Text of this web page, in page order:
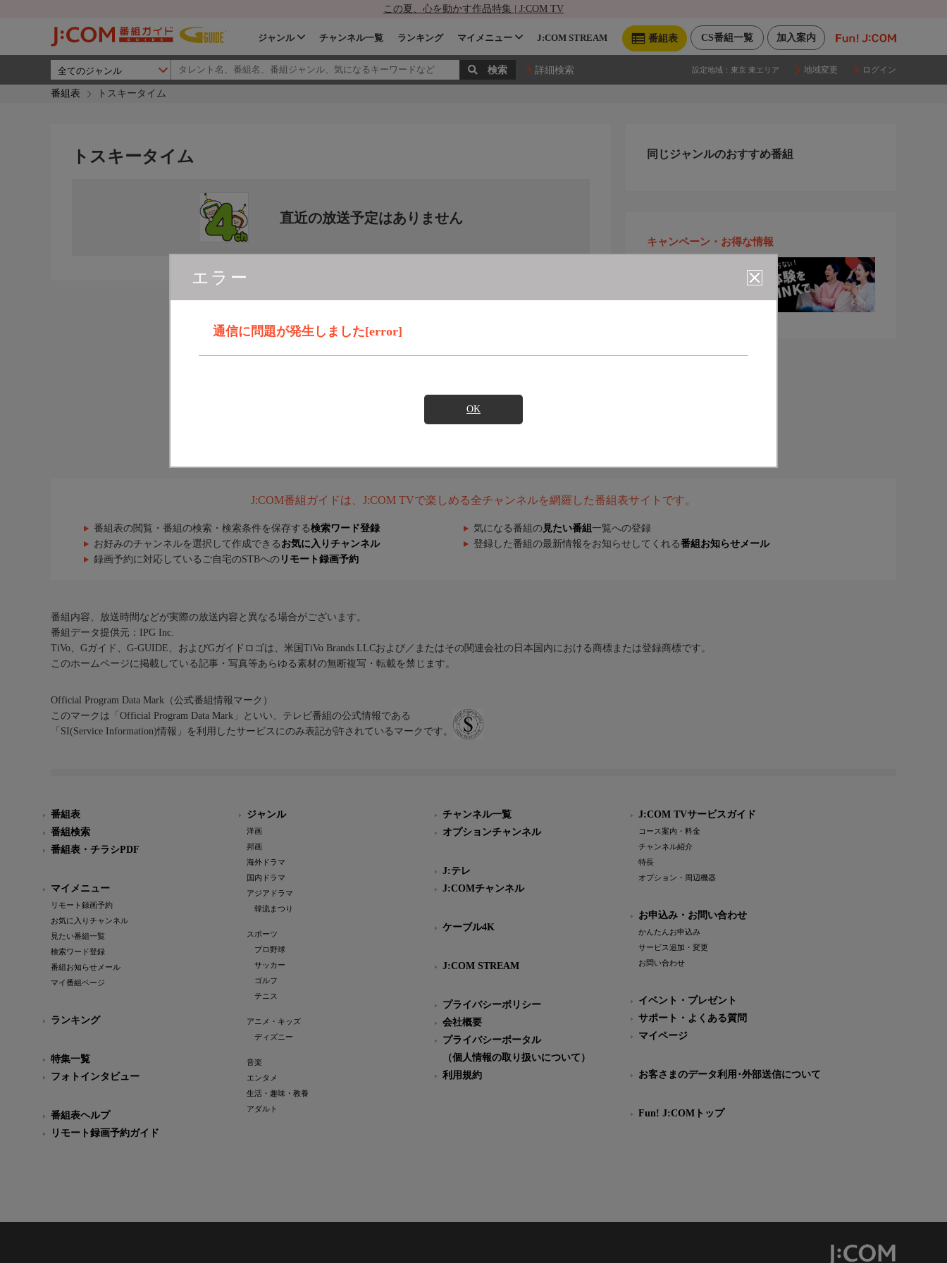
この夏、心を動かす作品特集 | J:COM TV
加入案内
CS番組一覧
番組表
ジャンル チャンネル一覧 ランキング マイメニュー J:COM STREAM
詳細検索 設定地域： 東京 東エリア 地域変更 ログイン
番組表 トスキータイム
エラー
通信に問題が発生しました[error]
OK
トスキータイム
直近の放送予定はありません
同じジャンルのおすすめ番組
キャンペーン・お得な情報
J:COM番組ガイドは、J:COM TVで楽しめる全チャンネルを網羅した番組表サイトです。
番組表の閲覧・番組の検索・検索条件を保存する検索ワード登録 気になる番組の 見たい番組 一覧への登録
お好みのチャンネルを選択して作成できる お気に入りチャンネル 登録した番組の最新情報をお知らせしてくれる番組お知らせメール
録画予約に対応しているご自宅のSTBへの リモート録画予約
番組内容、放送時間などが実際の放送内容と異なる場合がございます。
番組データ提供元：IPG Inc.
TiVo、Gガイド、G-GUIDE、およびGガイドロゴは、米国TiVo Brands LLCおよび／またはその関連会社の日本国内における商標または登録商標です。
このホームページに掲載している記事・写真等あらゆる素材の無断複写・転載を禁じます。
Official Program Data Mark（公式番組情報マーク）
このマークは「Official Program Data Mark」といい、テレビ番組の公式情報である
「SI(Service Information)情報」を利用したサービスにのみ表記が許されているマークです。
番組表
番組検索
番組表・チラシPDF
マイメニュー
リモート録画予約
お気に入りチャンネル
見たい番組一覧
検索ワード登録
番組お知らせメール
マイ番組ページ
ランキング
特集一覧
フォトインタビュー
番組表ヘルプ
リモート録画予約ガイド
ジャンル
洋画
邦画
海外ドラマ
国内ドラマ
アジアドラマ
韓流まつり
スポーツ
プロ野球
サッカー
ゴルフ
テニス
アニメ・キッズ
ディズニー
音楽
エンタメ
生活・趣味・教養
アダルト
チャンネル一覧
オプションチャンネル
J:テレ
J:COMチャンネル
ケーブル4K
J:COM STREAM
プライバシーポリシー
会社概要
プライバシーポータル
（個人情報の取り扱いについて）
利用規約
J:COM TVサービスガイド
コース案内・料金
チャンネル紹介
特長
オプション・周辺機器
お申込み・お問い合わせ
かんたんお申込み
サービス追加・変更
お問い合わせ
イベント・プレゼント
サポート・よくある質問
マイページ
お客さまのデータ利用･外部送信について
Fun! J:COMトップ